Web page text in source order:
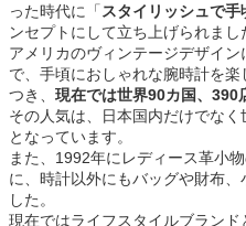
った時代に「 スタイリッシュで
ンセプトにして立ち上げられまし
アメリカのヴィンテージデザイ
で、手頃におしゃれな腕時計を
つき、 現在では世界90カ国、390
その人気は、日本国内だけでな
となっています。
また、1992年にレディース革小
に、時計以外にもバッグや財布
した。
現在ではライフスタイルブラン